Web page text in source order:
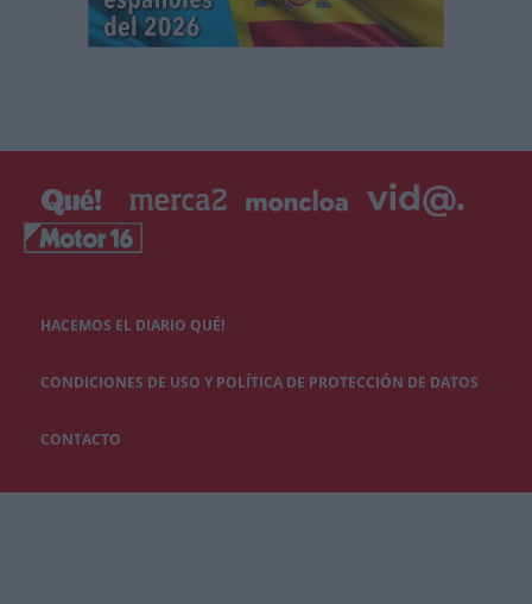
HACEMOS EL DIARIO QUÉ!
CONDICIONES DE USO Y POLÍTICA DE PROTECCIÓN DE DATOS
CONTACTO